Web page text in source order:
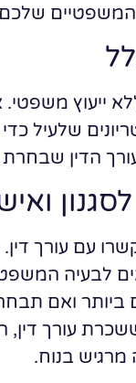
ייעוץ
שלעיל
הדין שבחרת
עם עורך
לבעיה
ביותר ואם
עורך דין,
מרגיש בנוח.